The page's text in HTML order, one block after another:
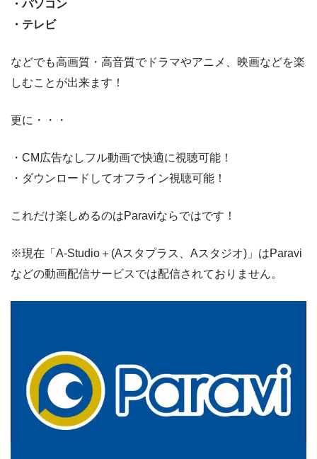
・パソコン
・テレビ
などでも高画質・高音質でドラマやアニメ、映画などを楽
しむことが出来ます！
更に・・・
・CM広告なしフル動画で快適に視聴可能！
・ダウンロードしてオフライン視聴可能！
これだけ楽しめるのはParaviならではです！
※現在「A-Studio＋(Aスタプラス、Aスタジオ)」はParavi
などの動画配信サービスでは配信されておりません。